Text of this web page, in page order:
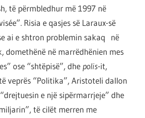
të përmbledhur më 1997 në
Risia e qasjes së Laraux-së
ai e shtron problemin sakaq në
domethënë në marrëdhënien mes
ose “shtëpisë”, dhe polis-it,
veprës “Politika”, Aristoteli dallon
e një sipërmarrjeje” dhe
të cilët merren me